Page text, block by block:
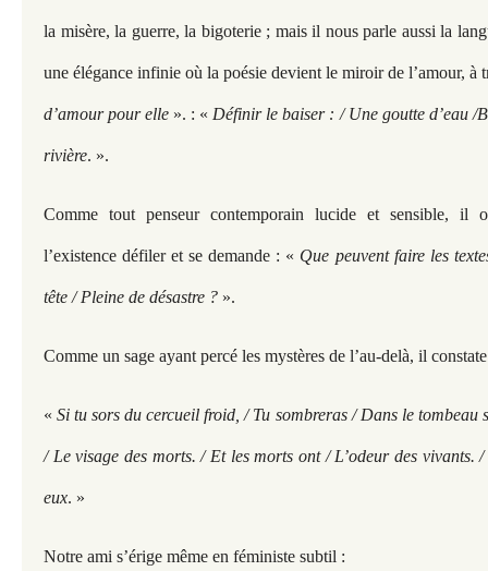
la misère, la guerre, la bigoterie ; mais il nous parle aussi la
une élégance infinie où la poésie devient le miroir de l’amour, à
d’amour pour elle ». : « Définir le baiser : / Une goutte d’eau /
rivière. ».
Comme tout penseur contemporain lucide et sensible, il
l’existence défiler et se demande : « Que peuvent faire les
tête / Pleine de désastre ? ».
Comme un sage ayant percé les mystères de l’au-delà, il
«Si tu sors du cercueil froid, / Tu sombreras / Dans le tombeau
/ Le visage des morts. / Et les morts ont / L’odeur des vivants.
eux. »
Notre ami s’érige même en féministe subtil :